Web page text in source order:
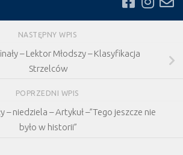
NASTĘPNY WPIS
– Lektor Młodszy – Klasyfikacja
Strzelców
POPRZEDNI WPIS
– niedziela – Artykuł –”Tego jeszcze nie
było w historii”